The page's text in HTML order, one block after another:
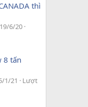
thì
19/6/20
8 tấn
1/21
Lượt